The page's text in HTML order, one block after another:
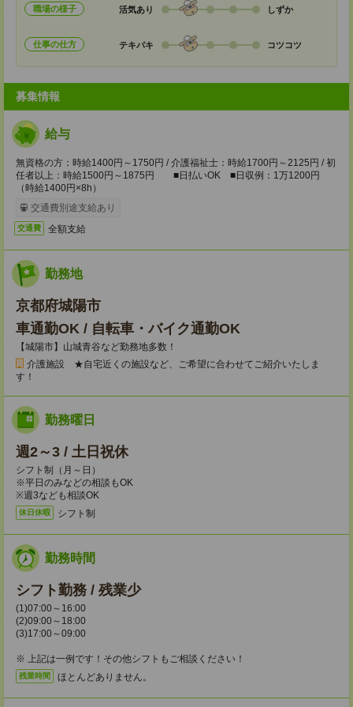
職場の様子 活気あり しずか
仕事の仕方 テキパキ コツコツ
募集情報
給与
無資格の方：時給1400円～1750円 / 介護福祉士：時給1700円～2125円 / 初
任者以上：時給1500円～1875円 ■日払いOK ■日収例：1万1200円
（時給1400円×8h）
交通費別途支給あり
交通費 全額支給
勤務地
京都府城陽市
車通勤OK / 自転車・バイク通勤OK
【城陽市】山城青谷など勤務地多数！
介護施設 ★自宅近くの施設など、ご希望に合わせてご紹介いたしま
す！
勤務曜日
週2～3 / 土日祝休
シフト制（月～日）
※平日のみなどの相談もOK
※週3なども相談OK
休日休暇 シフト制
勤務時間
シフト勤務 / 残業少
(1)07:00～16:00
(2)09:00～18:00
(3)17:00～09:00
※ 上記は一例です！その他シフトもご相談ください！
残業時間 ほとんどありません。